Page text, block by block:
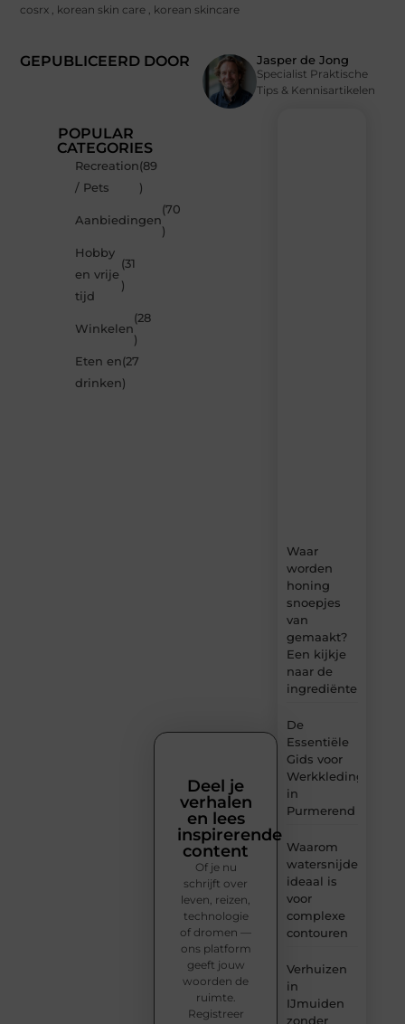
GEPUBLICEERD DOOR Jasper de Jong
Specialist Praktische
Tips & Kennisartikelen
cosrx , korean skin care , korean skincare
POPULAR
CATEGORIES
Recreation
/ Pets
(89
)
Aanbiedingen
(70
)
Hobby
en vrije
tijd
(31
)
Winkelen
(28
)
Eten en
drinken
(27
)
Waar
worden
honing
snoepjes
van
gemaakt?
Een kijkje
naar de
ingrediënten
De
Essentiële
Gids voor
Werkkleding
in
Purmerend
Waarom
watersnijden
ideaal is
voor
complexe
contouren
Verhuizen
in
IJmuiden
zonder
Deel je
verhalen
en lees
inspirerende
content
Of je nu
schrijft over
leven, reizen,
technologie
of dromen —
ons platform
geeft jouw
woorden de
ruimte.
Registreer